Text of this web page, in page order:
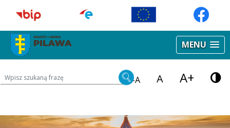
MENU
Wyszukiwarka treści na stronie -A A A+